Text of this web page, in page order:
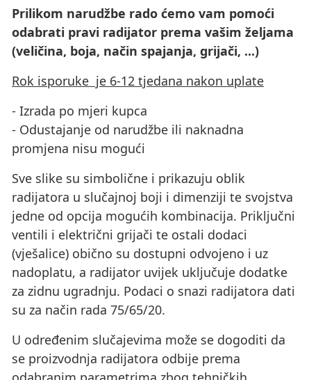
Prilikom narudžbe rado ćemo vam pomoći
odabrati pravi radijator prema vašim željama
(veličina, boja, način spajanja, grijači, ...)
Rok isporuke je 6-12 tjedana nakon uplate
- Izrada po mjeri kupca
- Odustajanje od narudžbe ili naknadna
promjena nisu mogući
Sve slike su simbolične i prikazuju oblik
radijatora u slučajnoj boji i dimenziji te svojstva
jedne od opcija mogućih kombinacija. Priključni
ventili i električni grijači te ostali dodaci
(vješalice) obično su dostupni odvojeno i uz
nadoplatu, a radijator uvijek uključuje dodatke
za zidnu ugradnju. Podaci o snazi ​​radijatora dati
su za način rada 75/65/20.
U određenim slučajevima može se dogoditi da
se proizvodnja radijatora odbije prema